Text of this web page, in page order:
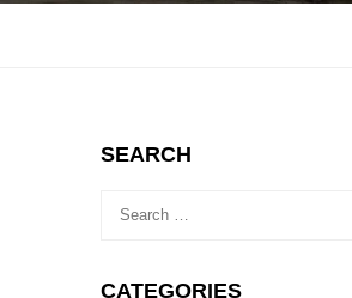
SEARCH
CATEGORIES